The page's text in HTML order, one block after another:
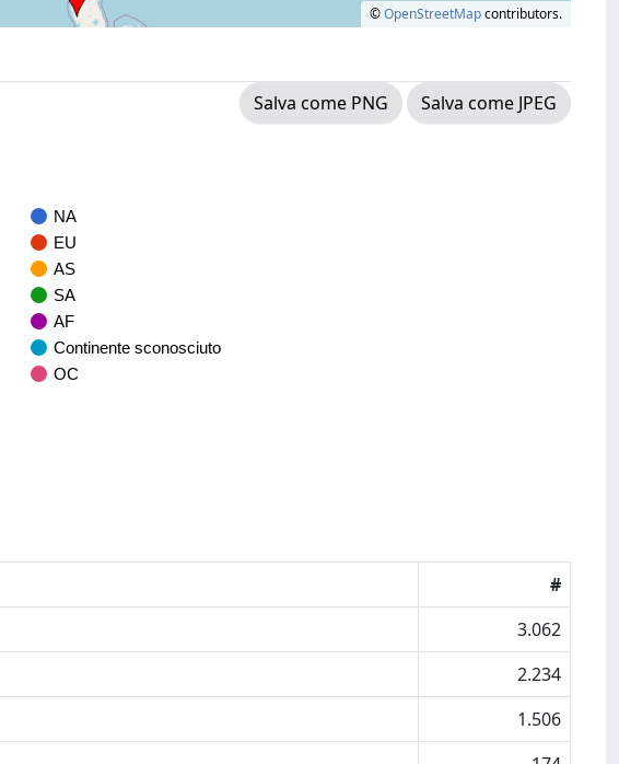
©OpenStreetMapcontributors.
Salva come PNG
Salva come JPEG
NA
EU
AS
SA
AF
Continente sconosciuto
OC
#
3.062
2.234
1.506